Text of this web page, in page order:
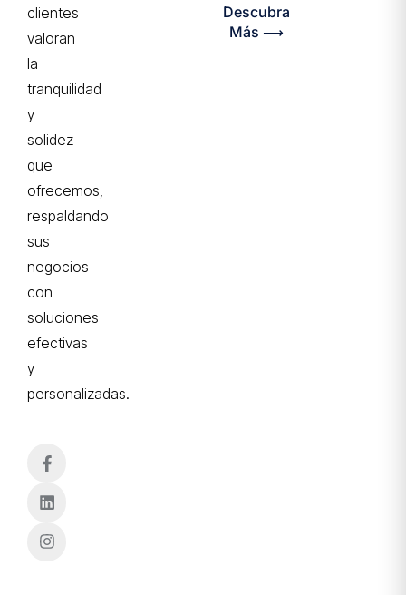
clientes
valoran
la
tranquilidad
y
solidez
que
ofrecemos,
respaldando
sus
negocios
con
soluciones
efectivas
y
personalizadas.
Descubra
Más ⟶